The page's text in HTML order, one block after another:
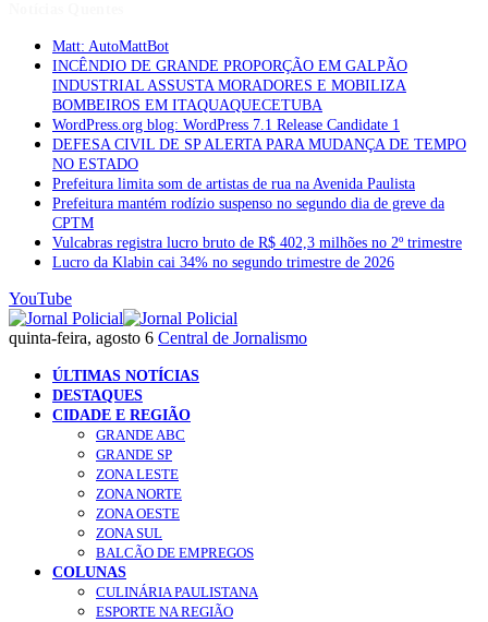
Matt: AutoMattBot
INCÊNDIO DE GRANDE PROPORÇÃO EM GALPÃO
INDUSTRIAL ASSUSTA MORADORES E MOBILIZA
BOMBEIROS EM ITAQUAQUECETUBA
WordPress.org blog: WordPress 7.1 Release Candidate 1
DEFESA CIVIL DE SP ALERTA PARA MUDANÇA DE TEMPO
NO ESTADO
Prefeitura limita som de artistas de rua na Avenida Paulista
Prefeitura mantém rodízio suspenso no segundo dia de greve da
CPTM
Vulcabras registra lucro bruto de R$ 402,3 milhões no 2º trimestre
Lucro da Klabin cai 34% no segundo trimestre de 2026
YouTube
quinta-feira, agosto 6 Central de Jornalismo
ÚLTIMAS NOTÍCIAS
DESTAQUES
CIDADE E REGIÃO
GRANDE ABC
GRANDE SP
ZONA LESTE
ZONA NORTE
ZONA OESTE
ZONA SUL
BALCÃO DE EMPREGOS
COLUNAS
CULINÁRIA PAULISTANA
ESPORTE NA REGIÃO